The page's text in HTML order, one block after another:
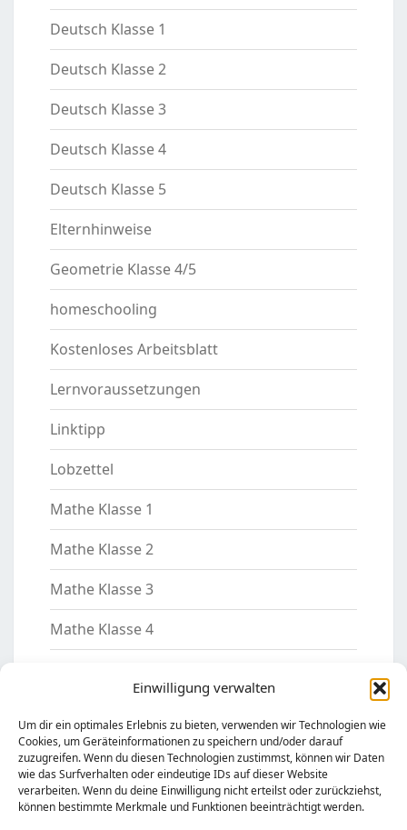
Einwilligung verwalten
Um dir ein optimales Erlebnis zu bieten, verwenden wir Technologien wie
Cookies, um Geräteinformationen zu speichern und/oder darauf
zuzugreifen. Wenn du diesen Technologien zustimmst, können wir Daten
wie das Surfverhalten oder eindeutige IDs auf dieser Website
verarbeiten. Wenn du deine Einwilligung nicht erteilst oder zurückziehst,
können bestimmte Merkmale und Funktionen beeinträchtigt werden.
Deutsch Klasse 1
Deutsch Klasse 2
Deutsch Klasse 3
Deutsch Klasse 4
Deutsch Klasse 5
Elternhinweise
Geometrie Klasse 4/5
homeschooling
Kostenloses Arbeitsblatt
Lernvoraussetzungen
Linktipp
Lobzettel
Mathe Klasse 1
Mathe Klasse 2
Mathe Klasse 3
Mathe Klasse 4
Nachhilfelehrer
Sachkunde Klasse 2